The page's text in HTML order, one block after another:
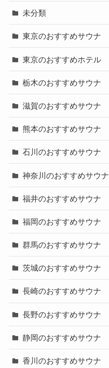
未分類
東京のおすすめサウナ
東京のおすすめホテル
栃木のおすすめサウナ
滋賀のおすすめサウナ
熊本のおすすめサウナ
石川のおすすめサウナ
神奈川のおすすめサウナ
福井のおすすめサウナ
福岡のおすすめサウナ
群馬のおすすめサウナ
茨城のおすすめサウナ
長崎のおすすめサウナ
長野のおすすめサウナ
静岡のおすすめサウナ
香川のおすすめサウナ